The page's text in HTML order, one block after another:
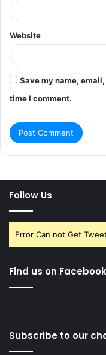
Website
Save my name,
time I comment.
Follow Us
Error Can not Get
Find us on Facebook
Subscribe to our